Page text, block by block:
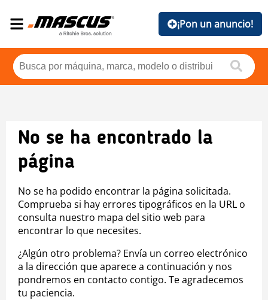
¡Pon un anuncio!
No se ha encontrado la
página
No se ha podido encontrar la página solicitada.
Comprueba si hay errores tipográficos en la URL o
consulta nuestro mapa del sitio web para
encontrar lo que necesites.
¿Algún otro problema? Envía un correo electrónico
a la dirección que aparece a continuación y nos
pondremos en contacto contigo. Te agradecemos
tu paciencia.